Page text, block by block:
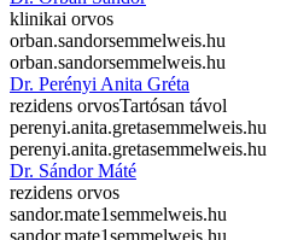
klinikai orvos
orban.sandorsemmelweis.hu
orban.sandorsemmelweis.hu
Dr. Perényi Anita Gréta
rezidens orvosTartósan távol
perenyi.anita.gretasemmelweis.hu
perenyi.anita.gretasemmelweis.hu
Dr. Sándor Máté
rezidens orvos
sandor.mate1semmelweis.hu